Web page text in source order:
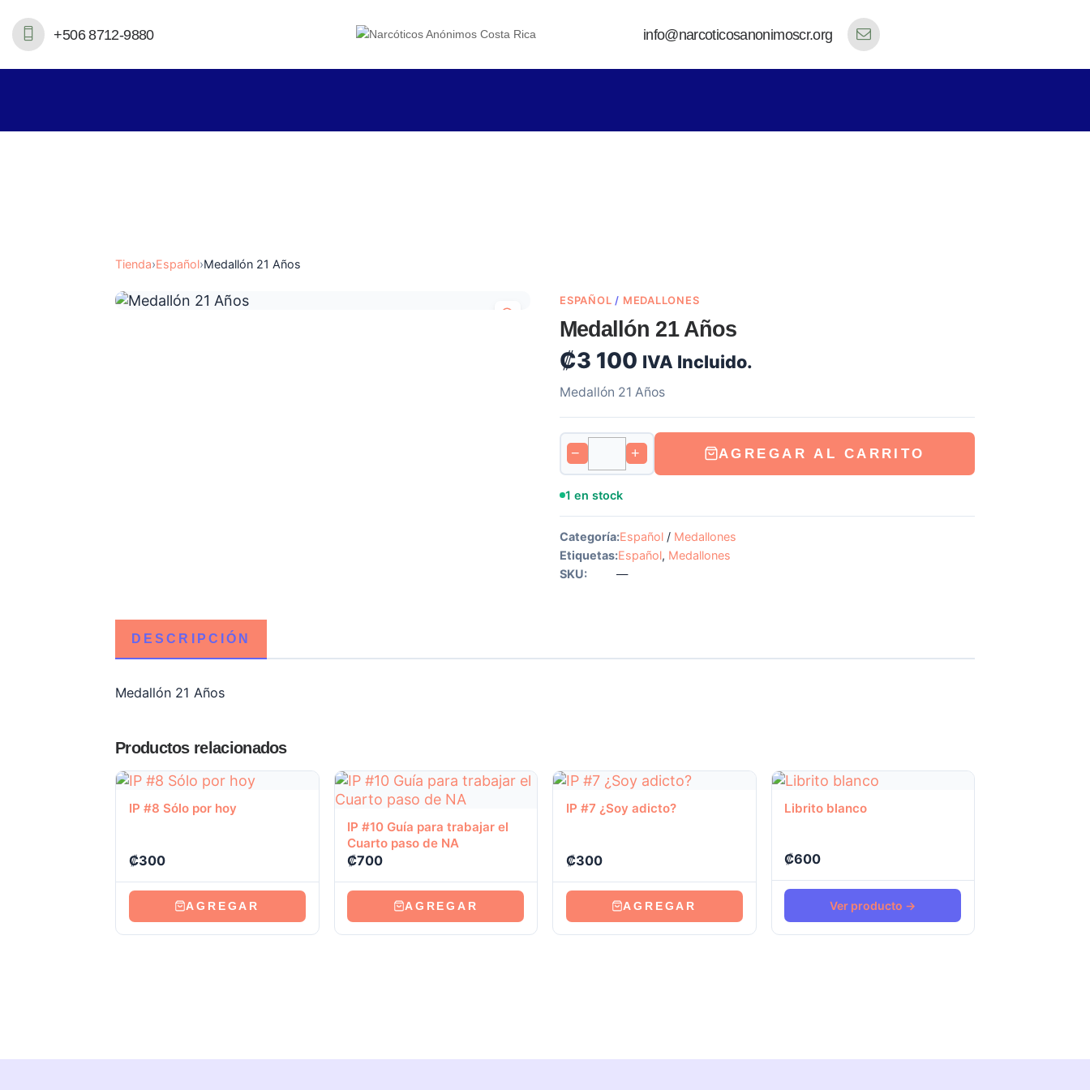
+506 8712-9880 info@narcoticosanonimoscr.org
Tienda›Español›Medallón 21 Años
ESPAÑOL / MEDALLONES
Medallón 21 Años
₡3 100 IVA Incluido.
Medallón 21 Años
− + AGREGAR AL CARRITO
1 en stock
Categoría:Español / Medallones
Etiquetas:Español, Medallones
SKU:
—
DESCRIPCIÓN
Medallón 21 Años
Productos relacionados
Ver producto
IP #8 Sólo por hoy
₡300
AGREGAR
Ver producto
IP #10 Guía para trabajar el
Cuarto paso de NA
₡700
AGREGAR
Ver producto
IP #7 ¿Soy adicto?
₡300
AGREGAR
Ver producto
Librito blanco
₡600
Ver producto →